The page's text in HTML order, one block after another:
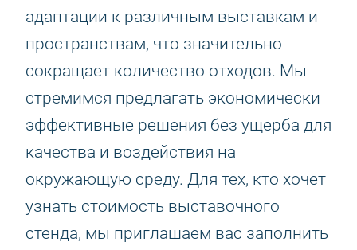
адаптации к различным выставкам и
пространствам, что значительно
сокращает количество отходов. Мы
стремимся предлагать экономически
эффективные решения без ущерба для
качества и воздействия на
окружающую среду. Для тех, кто хочет
узнать стоимость выставочного
стенда, мы приглашаем вас заполнить